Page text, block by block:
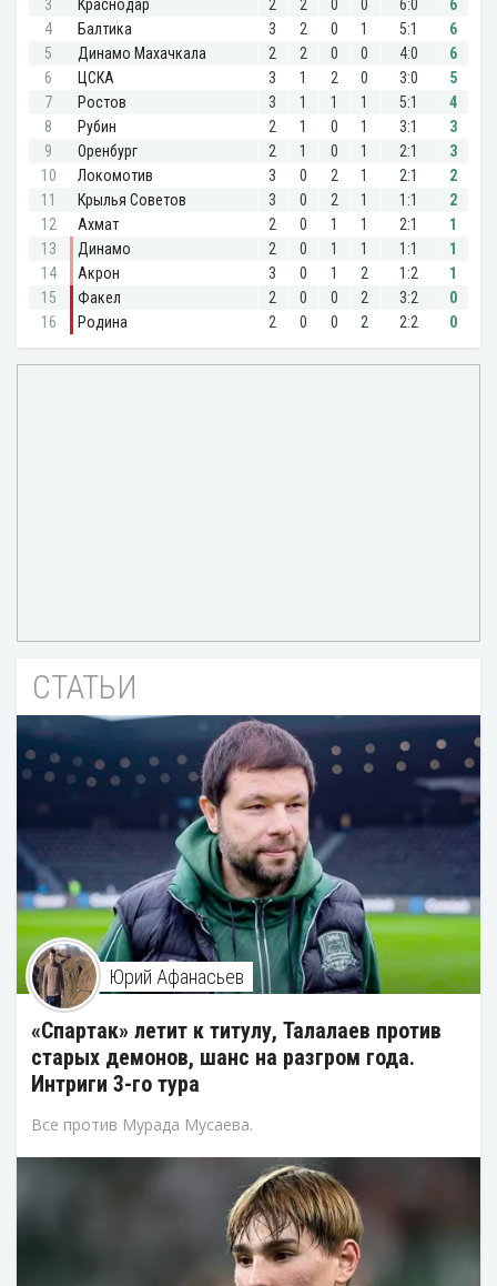
СТАТЬИ
Юрий Афанасьев
«Спартак» летит к титулу, Талалаев против
старых демонов, шанс на разгром года.
Интриги 3-го тура
Все против Мурада Мусаева.